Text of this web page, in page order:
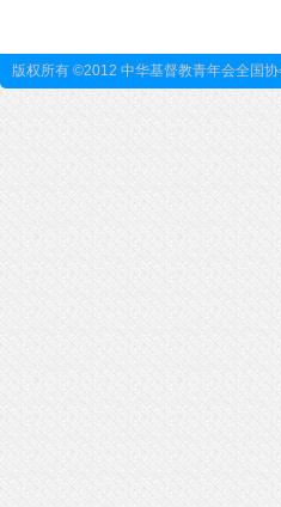
版权所有 ©2012 中华基督教青年会全国